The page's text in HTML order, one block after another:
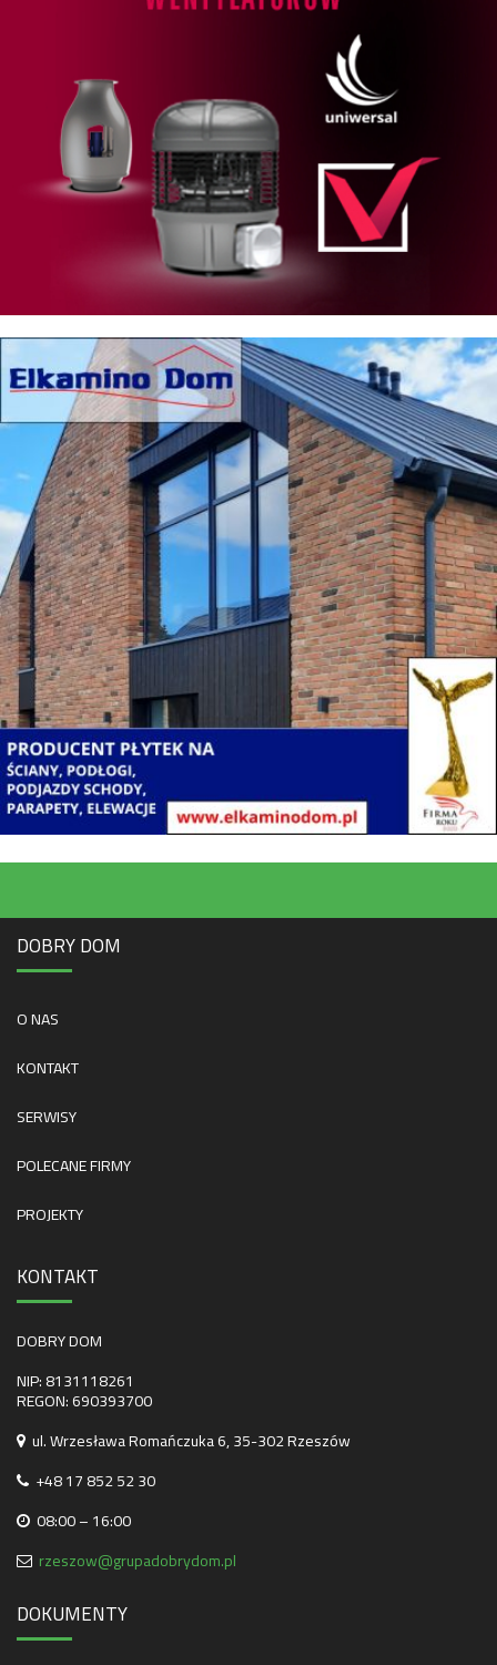
DOBRY DOM
O NAS
KONTAKT
SERWISY
POLECANE FIRMY
PROJEKTY
KONTAKT
DOBRY DOM
NIP: 8131118261
REGON: 690393700
ul. Wrzesława Romańczuka 6, 35-302 Rzeszów
+48 17 852 52 30
08:00 – 16:00
rzeszow@grupadobrydom.pl
DOKUMENTY